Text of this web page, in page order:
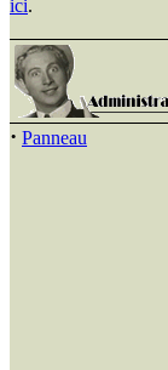
ici.
· Panneau